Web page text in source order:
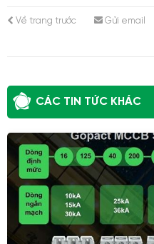
Về trang trước Gửi email
CÁC TIN TỨC KHÁC